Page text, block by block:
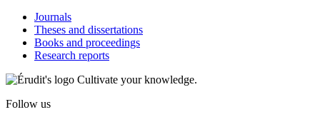
Journals
Theses and dissertations
Books and proceedings
Research reports
Cultivate your knowledge.
Follow us